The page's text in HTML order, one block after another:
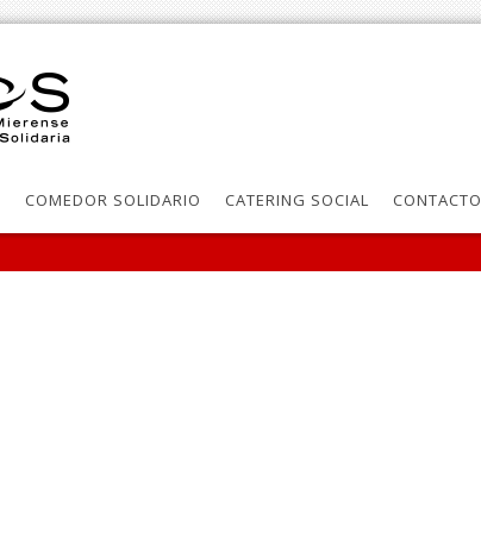
COMEDOR SOLIDARIO CATERING SOCIAL CONTACTO